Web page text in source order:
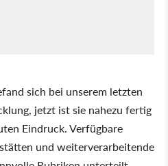
sich bei unserem letzten
jetzt ist sie nahezu fertig
Eindruck. Verfügbare
und weiterverarbeitende